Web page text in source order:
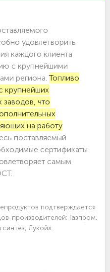
удовлетворить
каждого клиента
с крупнейшими
региона.Топливо
крупнейших
что
на работу
поставляемый
сертификаты
самым
подтверждается
производителей: Газпром,
Лукойл.